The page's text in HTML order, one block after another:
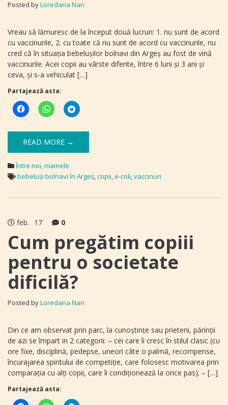
Posted byLoredana Nan
Vreau să lămuresc de la început două lucruri: 1. nu sunt de acord
cu vaccinurile, 2. cu toate că nu sunt de acord cu vaccinurile, nu
cred că în situaţia bebeluşilor bolnavi din Argeș au fost de vină
vaccinurile. Acei copii au vârste diferite, între 6 luni şi 3 ani şi
ceva, şi s-a vehiculat […]
Partajează asta:
READ MORE →
Între noi, mamele
bebeluşi bolnavi în Argeş,copii,e-coli,vaccinuri
feb. 17 0
Cum pregătim copiii
pentru o societate
dificilă?
Posted byLoredana Nan
Din ce am observat prin parc, la cunoştinţe sau prieteni, părinţii
de azi se împart in 2 categorii: – cei care îi cresc în stilul clasic (cu
ore fixe, disciplină, pedepse, uneori câte o palmă, recompense,
încurajarea spiritului de competiţie, care folosesc motivarea prin
comparaţia cu alţi copii, care îi condiționează la orice pas); – […]
Partajează asta: